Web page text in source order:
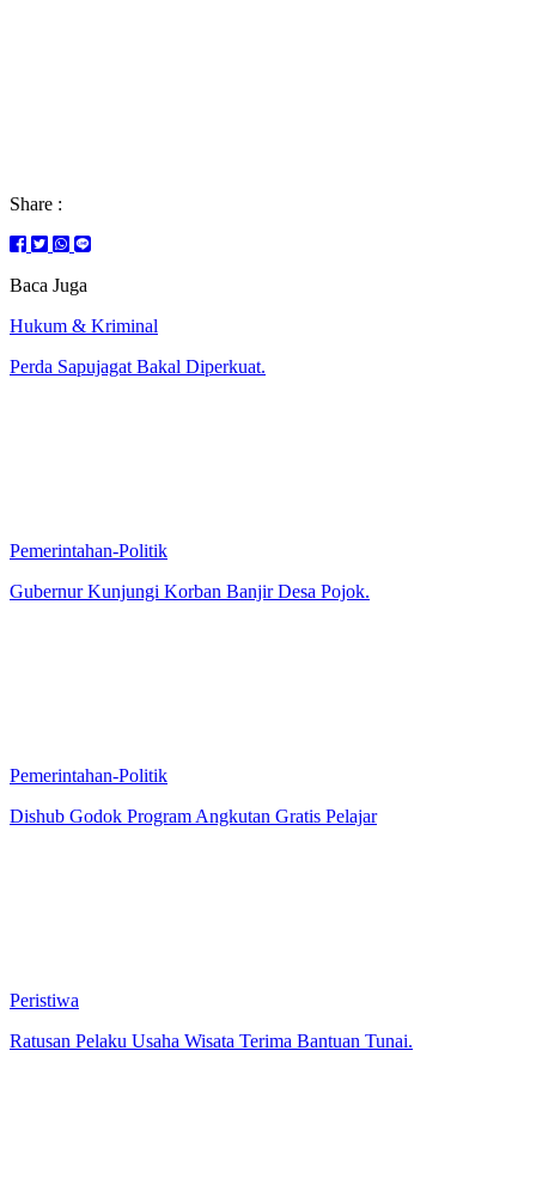
Share :
Baca Juga
Hukum & Kriminal
Perda Sapujagat Bakal Diperkuat.
Pemerintahan-Politik
Gubernur Kunjungi Korban Banjir Desa Pojok.
Pemerintahan-Politik
Dishub Godok Program Angkutan Gratis Pelajar
Peristiwa
Ratusan Pelaku Usaha Wisata Terima Bantuan Tunai.